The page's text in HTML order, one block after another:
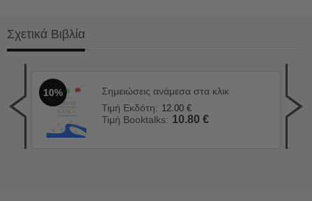
Σχετικά Βιβλία
10%
Σημειώσεις ανάμεσα στα κλικ
Τιμή Εκδότη: 12.00 €
Τιμή Booktalks: 10.80 €